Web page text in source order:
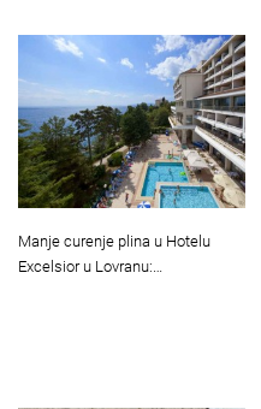
Manje curenje plina u Hotelu
Excelsior u Lovranu:…